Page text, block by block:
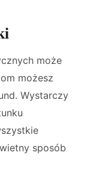
może
możesz
Wystarczy
sposób